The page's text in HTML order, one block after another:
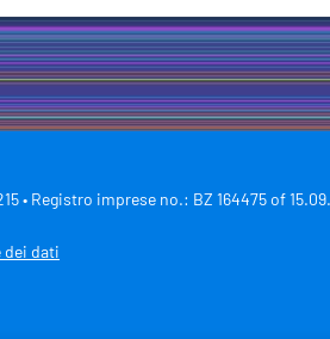
• Registro imprese no.: BZ 164475 of
dei dati